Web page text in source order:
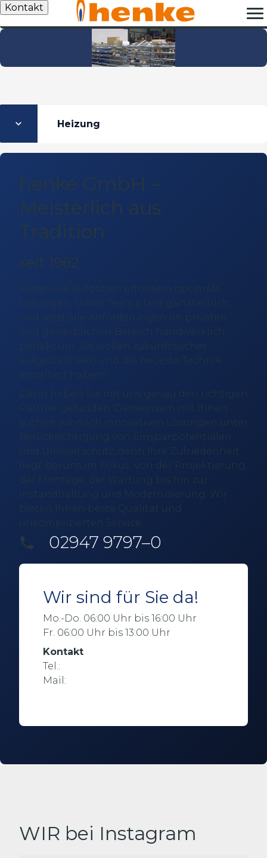
Kontakt
Heizung
henke GmbH –
Meisterlich aus
Tradition
seit 1962
Komplexe Aufgaben erfordern optimale
Lösungen: Unser Team plant ganzheitlich
und setzt alle Anforderungen im privaten
und gewerblichen Bereich handwerklich
perfekt um. Sie wollen zukunftssicher
aufgestellt sein und die neueste Technik
installiert haben?
Dann haben Sie mit uns genau den richtigen
Partner gefunden. Gemeinsam mit Ihnen
suchen wir nach innovativen Lösungen unter
Berücksichtigung von Einsparpotentialen
und Umweltschutz, denn Ihre Zufriedenheit
liegt bei uns im Fokus. Von der Projektierung,
der Montage, der Wartung bis hin zur
Instandhaltung und Modernisierung: Wir
bieten Ihnen beste Qualität und
unkomplizierten Service.
02947 9797–0
Wir sind für Sie da!
Mo.-Do. 06:00 Uhr bis 16:00 Uhr
Fr. 06:00 Uhr bis 13:00 Uhr
Kontakt
Tel.:
Mail:
WIR bei Instagram